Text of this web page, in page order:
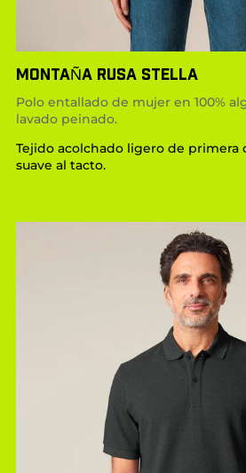
MONTAÑA RUSA STELLA
Polo entallado de mujer en 100%
lavado peinado.
Tejido acolchado ligero de primera
suave al tacto.